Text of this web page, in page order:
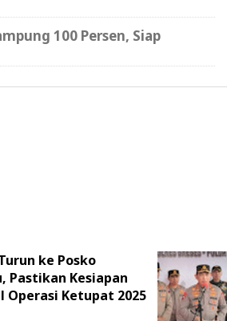
100 Persen, Siap
ke Posko
Pastikan Kesiapan
Operasi Ketupat 2025